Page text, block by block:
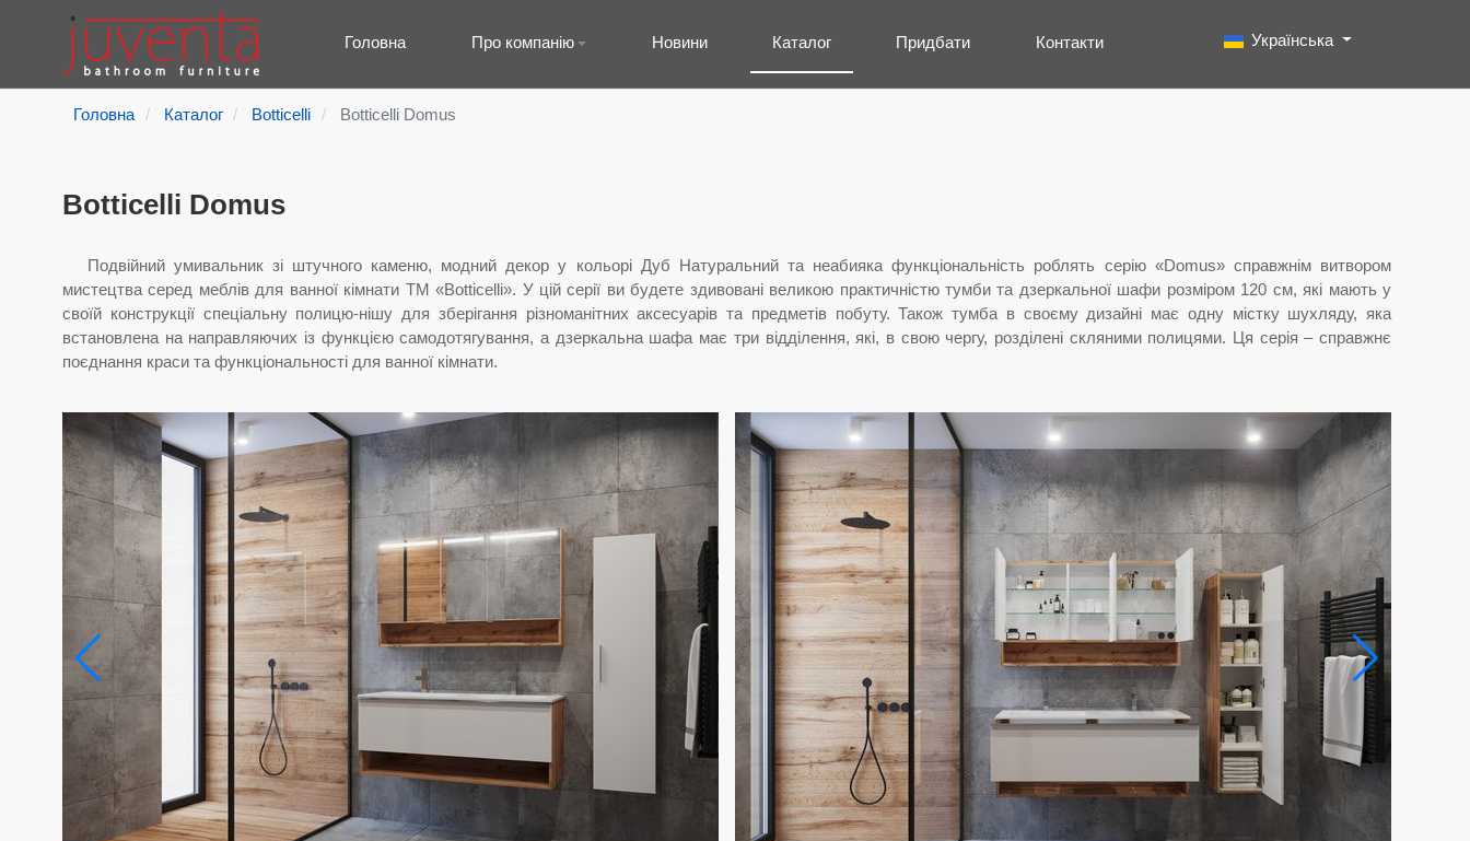
Головна Про компанію Новини Каталог Придбати Контакти
Пошук
Type 2 or more characters for results.
Виберіть свою мову
Українська
Головна Каталог Botticelli Botticelli Domus
Botticelli Domus
Подвійний умивальник зі штучного каменю, модний декор у кольорі Дуб Натуральний та неабияка функціональність роблять серію «Domus» справжнім витвором
мистецтва серед меблів для ванної кімнати ТМ «Botticelli». У цій серії ви будете здивовані великою практичністю тумби та дзеркальної шафи розміром 120 см, які мають у
своїй конструкції спеціальну полицю-нішу для зберігання різноманітних аксесуарів та предметів побуту. Також тумба в своєму дизайні має одну містку шухляду, яка
встановлена на направляючих із функцією самодотягування, а дзеркальна шафа має три відділення, які, в свою чергу, розділені скляними полицями. Ця серія – справжнє
поєднання краси та функціональності для ванної кімнати.